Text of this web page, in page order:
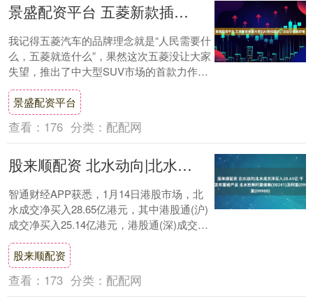
景盛配资平台 五菱新款插混大型SUV酷似路虎，这设计是真好看
我记得五菱汽车的品牌理念就是“人民需要什
么，五菱就造什么”，果然这次五菱没让大家
失望，推出了中大型SUV市场的首款力作，
五菱星光L 2026款1.5L 185k....
景盛配资平台
查看： 176 分类： 配配网
股来顺配资 北水动向|北水成交净买入28.65亿 千问将发布重磅产品 北水抢筹阿里健康(00241)及阿里(09988)
智通财经APP获悉，1月14日港股市场，北
水成交净买入28.65亿港元，其中港股通(沪)
成交净买入25.14亿港元，港股通(深)成交净
买入3.52亿港元。 北水....
股来顺配资
查看： 173 分类： 配配网